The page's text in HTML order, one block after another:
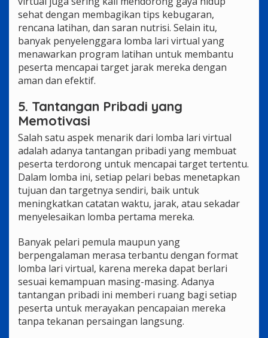
sehat dengan membagikan tips kebugaran,
rencana latihan, dan saran nutrisi. Selain itu,
banyak penyelenggara lomba lari virtual yang
menawarkan program latihan untuk membantu
peserta mencapai target jarak mereka dengan
aman dan efektif.
5. Tantangan Pribadi yang
Memotivasi
Salah satu aspek menarik dari lomba lari virtual
adalah adanya tantangan pribadi yang membuat
peserta terdorong untuk mencapai target tertentu.
Dalam lomba ini, setiap pelari bebas menetapkan
tujuan dan targetnya sendiri, baik untuk
meningkatkan catatan waktu, jarak, atau sekadar
menyelesaikan lomba pertama mereka.
Banyak pelari pemula maupun yang
berpengalaman merasa terbantu dengan format
lomba lari virtual, karena mereka dapat berlari
sesuai kemampuan masing-masing. Adanya
tantangan pribadi ini memberi ruang bagi setiap
peserta untuk merayakan pencapaian mereka
tanpa tekanan persaingan langsung.